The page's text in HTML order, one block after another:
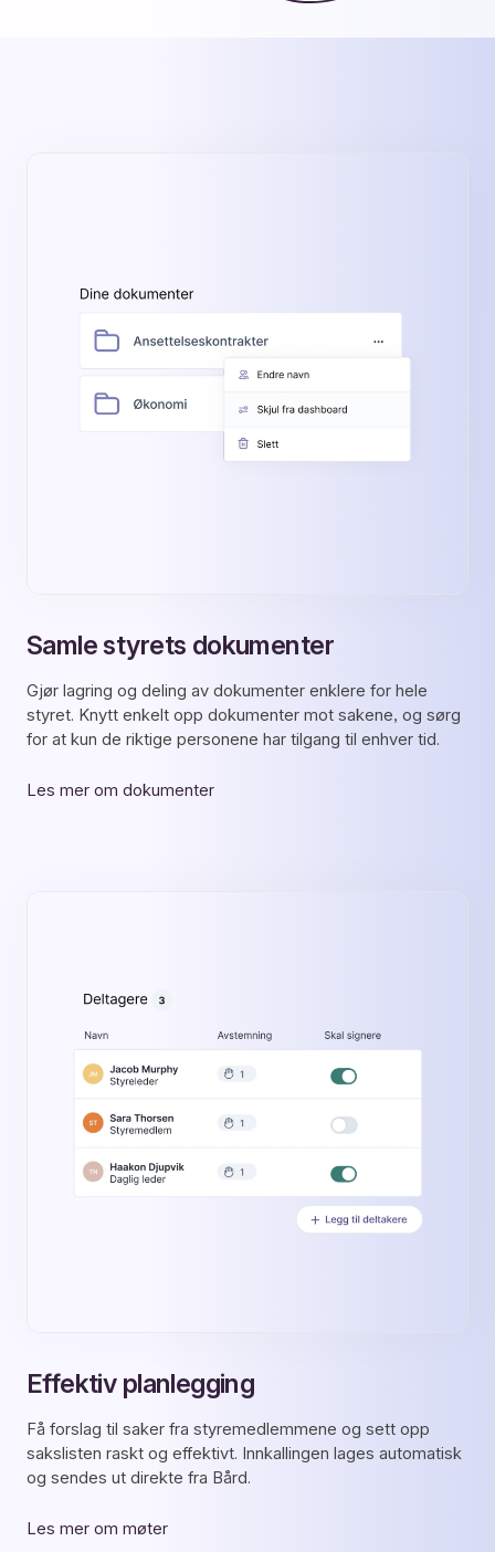
Samle styrets dokumenter
Gjør lagring og deling av dokumenter enklere for hele
styret. Knytt enkelt opp dokumenter mot sakene, og sørg
for at kun de riktige personene har tilgang til enhver tid.
Les mer om dokumenter
Effektiv planlegging
Få forslag til saker fra styremedlemmene og sett opp
sakslisten raskt og effektivt. Innkallingen lages automatisk
og sendes ut direkte fra Bård.
Les mer om møter